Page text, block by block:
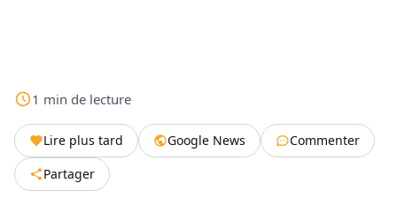
1 min de lecture
Lire plus tard Google News
Commenter
Partager